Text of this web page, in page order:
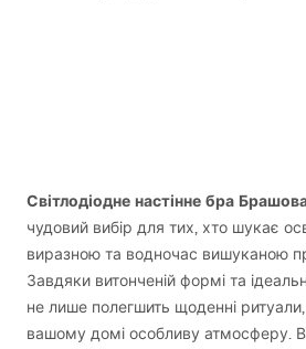
Світлодіодне настінне бра
чудовий вибір для тих, хто шукає
виразною та водночас вишуканою
Завдяки витонченій формі та
не лише полегшить щоденні
вашому домі особливу атмосферу.